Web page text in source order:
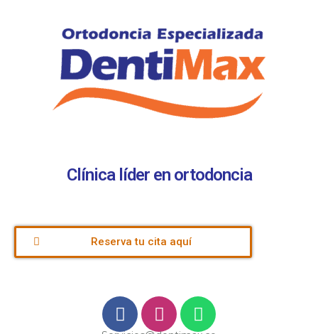
Clínica líder en ortodoncia
Reserva tu cita aquí